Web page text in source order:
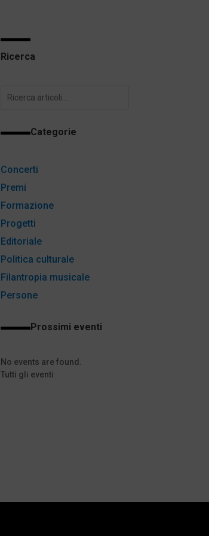
Ricerca
Categorie
Editoriale
Persone
Progetti
Premi
Politica culturale
Filantropia musicale
Formazione
Concerti
Prossimi eventi
No events are found.
Tutti gli eventi